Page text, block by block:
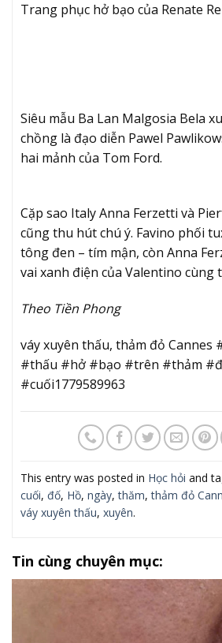
Trang phục hở bạo của Renate
Siêu mẫu Ba Lan Malgosia Bela
chồng là đạo diễn Pawel
hai mảnh của Tom Ford.
Cặp sao Italy Anna Ferzetti và
cũng thu hút chú ý. Favino phối
tông đen – tím mận, còn Anna
vai xanh điện của Valentino cùng
Theo Tiền Phong
váy xuyên thấu, thảm đỏ Cannes
#thấu #hở #bạo #trên #thảm
#cuối1779589963
This entry was posted in Học hỏi and
cuối, đố, Hồ, ngày,thăm,thảm đỏ
váy xuyên thấu, xuyên.
Tin cùng chuyên mục: